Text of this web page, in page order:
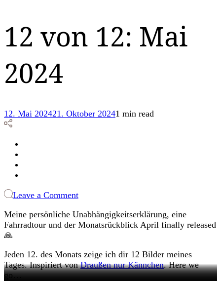
12 von 12: Mai
2024
12. Mai 202421. Oktober 20241 min read
Leave a Commenton
von
12:
Meine persönliche Unabhängigkeitserklärung, eine
Fahrradtour und der Monatsrückblick April finally released
🙏
Jeden 12. des Monats zeige ich dir 12 Bilder meines
Tages. Inspiriert vonDraußen nur Kännchen. Here we
go…